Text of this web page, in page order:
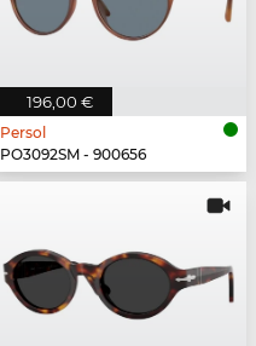
196,00 €
Persol
PO3092SM - 900656